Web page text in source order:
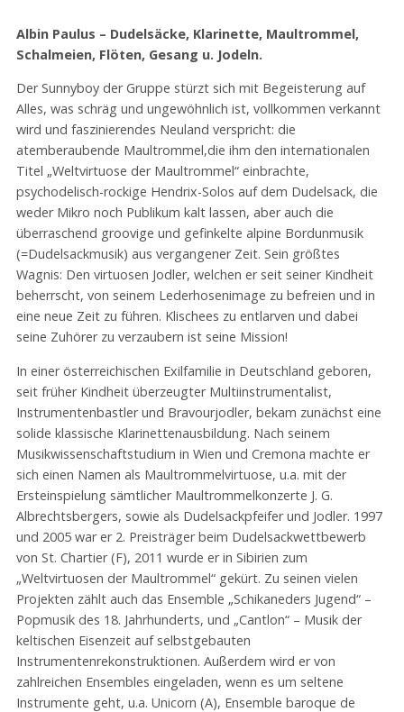
Albin Paulus – Dudelsäcke, Klarinette, Maultrommel,
Schalmeien, Flöten, Gesang u. Jodeln.
Der Sunnyboy der Gruppe stürzt sich mit Begeisterung auf
Alles, was schräg und ungewöhnlich ist, vollkommen verkannt
wird und faszinierendes Neuland verspricht: die
atemberaubende Maultrommel,die ihm den internationalen
Titel „Weltvirtuose der Maultrommel“ einbrachte,
psychodelisch-rockige Hendrix-Solos auf dem Dudelsack, die
weder Mikro noch Publikum kalt lassen, aber auch die
überraschend groovige und gefinkelte alpine Bordunmusik
(=Dudelsackmusik) aus vergangener Zeit. Sein größtes
Wagnis: Den virtuosen Jodler, welchen er seit seiner Kindheit
beherrscht, von seinem Lederhosenimage zu befreien und in
eine neue Zeit zu führen. Klischees zu entlarven und dabei
seine Zuhörer zu verzaubern ist seine Mission!
In einer österreichischen Exilfamilie in Deutschland geboren,
seit früher Kindheit überzeugter Multiinstrumentalist,
Instrumentenbastler und Bravourjodler, bekam zunächst eine
solide klassische Klarinettenausbildung. Nach seinem
Musikwissenschaftstudium in Wien und Cremona machte er
sich einen Namen als Maultrommelvirtuose, u.a. mit der
Ersteinspielung sämtlicher Maultrommelkonzerte J. G.
Albrechtsbergers, sowie als Dudelsackpfeifer und Jodler. 1997
und 2005 war er 2. Preisträger beim Dudelsackwettbewerb
von St. Chartier (F), 2011 wurde er in Sibirien zum
„Weltvirtuosen der Maultrommel“ gekürt. Zu seinen vielen
Projekten zählt auch das Ensemble „Schikaneders Jugend“ –
Popmusik des 18. Jahrhunderts, und „Cantlon“ – Musik der
keltischen Eisenzeit auf selbstgebauten
Instrumentenrekonstruktionen. Außerdem wird er von
zahlreichen Ensembles eingeladen, wenn es um seltene
Instrumente geht, u.a. Unicorn (A), Ensemble baroque de